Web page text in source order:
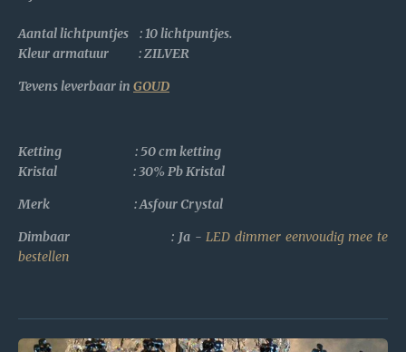
Aantal lichtpuntjes : 10 lichtpuntjes.
Kleur armatuur : ZILVER
Tevens leverbaar in GOUD
Ketting : 50 cm ketting
Kristal :30% Pb Kristal
Merk : Asfour Crystal
Dimbaar : Ja -LED dimmer eenvoudig mee te
bestellen